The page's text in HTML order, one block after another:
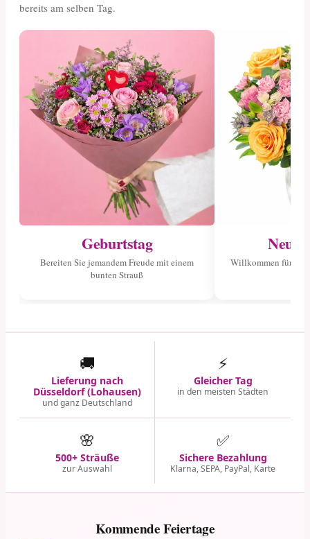
bereits am selben Tag.
Geburtstag
Bereiten Sie jemandem Freude mit einem
bunten Strauß
Willkommen für
🚚
Lieferung nach
Düsseldorf (Lohausen)
und ganz Deutschland
⚡
Gleicher Tag
in den meisten Städten
🌸
500+ Sträuße
zur Auswahl
✅
Sichere Bezahlung
Klarna, SEPA, PayPal, Karte
Kommende Feiertage